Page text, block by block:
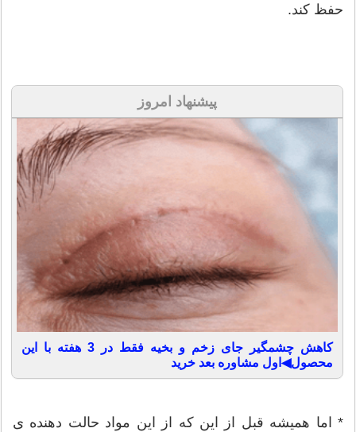
حفظ کند.
پیشنهاد امروز
کاهش چشمگیر جای زخم و بخیه فقط در 3 هفته با این
محصول◀اول مشاوره بعد خرید
* اما همیشه قبل از این که از این مواد حالت دهنده ی